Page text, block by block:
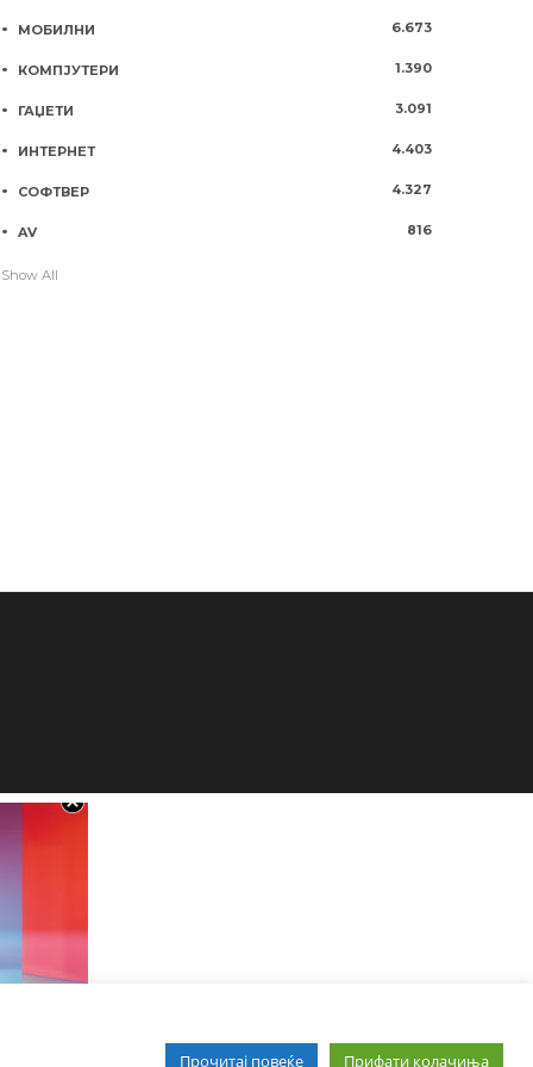
МОБИЛНИ 6.673
КОМПЈУТЕРИ 1.390
ГАЏЕТИ 3.091
ИНТЕРНЕТ 4.403
СОФТВЕР 4.327
AV 816
Show All
Прочитај повеќе Прифати колачиња